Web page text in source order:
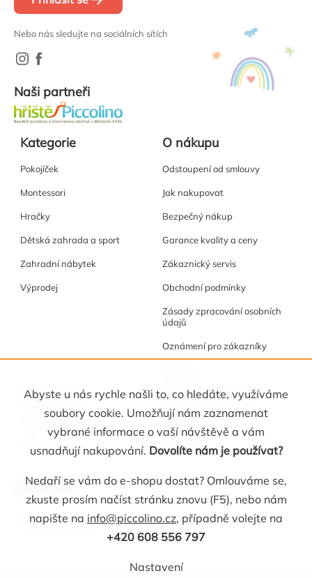
Abyste u nás rychle našli to, co hledáte, využíváme
soubory cookie. Umožňují nám zaznamenat
vybrané informace o vaší návštěvě a vám
usnadňují nakupování. Dovolíte nám je používat?
Nedaří se vám do e-shopu dostat? Omlouváme se,
zkuste prosím načíst stránku znovu (F5), nebo nám
napište na info@piccolino.cz, případně volejte na
+420 608 556 797
Nastavení
Nebo nás sledujte na sociálních sítích
Naši partneři
Kategorie
Pokojíček
Montessori
Hračky
Dětská zahrada a sport
Zahradní nábytek
Výprodej
O nákupu
Odstoupení od smlouvy
Jak nakupovat
Bezpečný nákup
Garance kvality a ceny
Zákaznický servis
Obchodní podmínky
Zásady zpracování osobních
údajů
Oznámení pro zákazníky
Akce a tipy
Akční nabídka
Osobní kabinet
Registrace
Oblíbené
Kontakt
info@piccolino.cz 608 556 797